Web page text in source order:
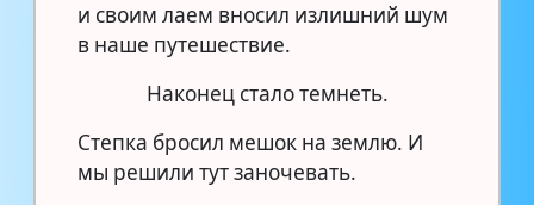
и своим лаем вносил излишний шум
в наше путешествие.
Наконец стало темнеть.
Степка бросил мешок на землю. И
мы решили тут заночевать.